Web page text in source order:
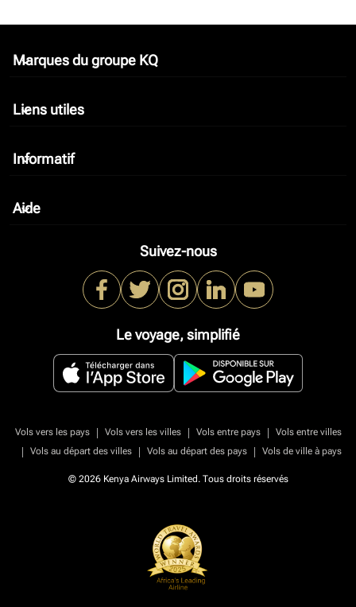
Marques du groupe KQ
keyboard_arrow_down
Liens utiles
keyboard_arrow_down
Informatif
keyboard_arrow_down
Aide
keyboard_arrow_down
Suivez-nous
Le voyage, simplifié
Vols vers les pays | Vols vers les villes | Vols entre pays |
Vols entre villes
|
Vols au départ des villes | Vols au départ des pays | Vols de ville à pays
© 2026 Kenya Airways Limited. Tous droits réservés